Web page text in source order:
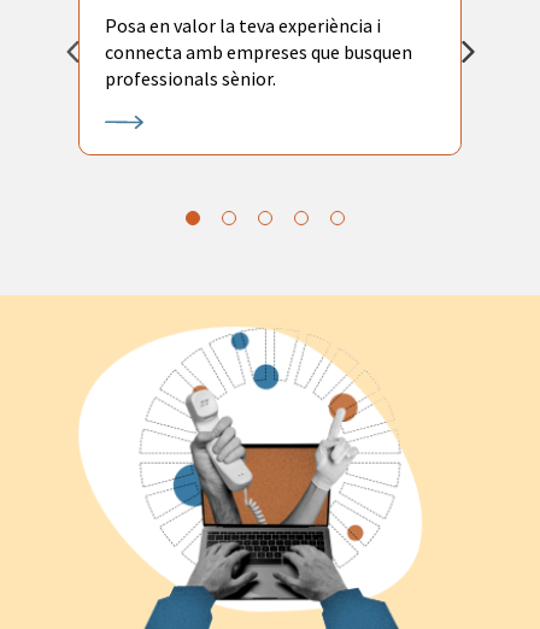
Posa en valor la teva experiència i
connecta amb empreses que busquen
professionals sènior.